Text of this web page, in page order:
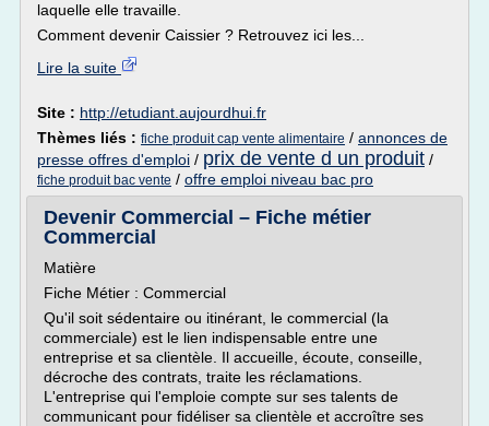
laquelle elle travaille.
Comment devenir Caissier ? Retrouvez ici les...
Lire la suite
Site : http://etudiant.aujourdhui.fr
Thèmes liés : fiche produit cap vente alimentaire / annonces de
presse offres d'emploi / prix de vente d un produit /
fiche produit bac vente / offre emploi niveau bac pro
Devenir Commercial – Fiche métier
Commercial
Matière
Fiche Métier : Commercial
Qu'il soit sédentaire ou itinérant, le commercial (la
commerciale) est le lien indispensable entre une
entreprise et sa clientèle. Il accueille, écoute, conseille,
décroche des contrats, traite les réclamations.
L'entreprise qui l'emploie compte sur ses talents de
communicant pour fidéliser sa clientèle et accroître ses